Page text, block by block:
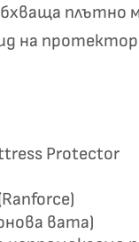
плътно
на
Protector
вата)